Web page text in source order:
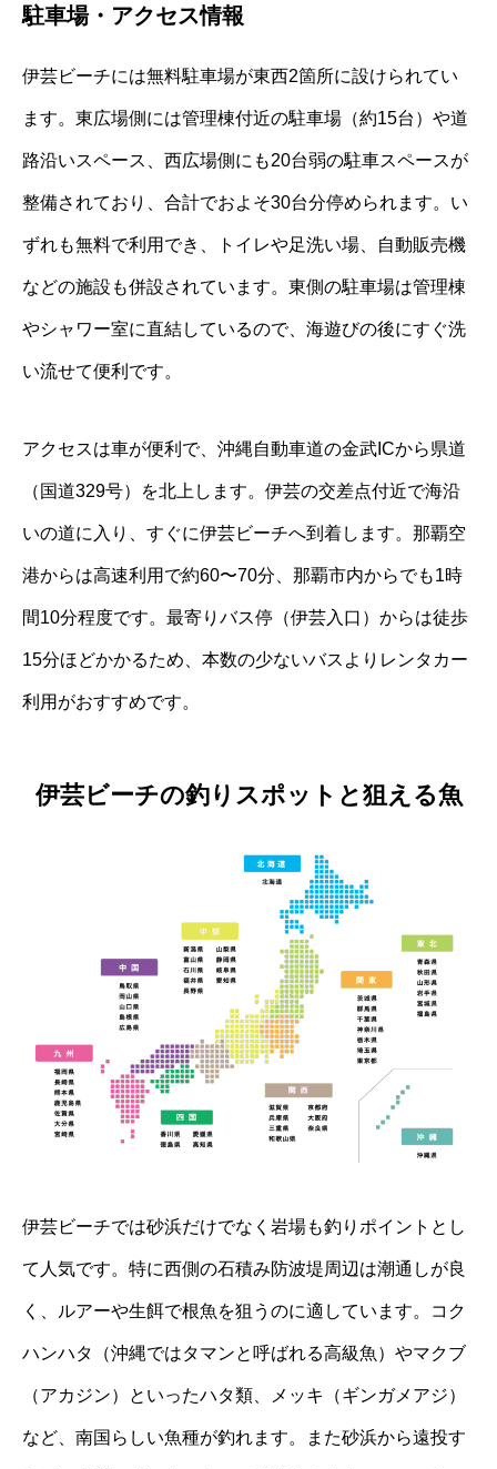
駐車場・アクセス情報
伊芸ビーチには無料駐車場が東西2箇所に設けられてい
ます。東広場側には管理棟付近の駐車場（約15台）や道
路沿いスペース、西広場側にも20台弱の駐車スペースが
整備されており、合計でおよそ30台分停められます。い
ずれも無料で利用でき、トイレや足洗い場、自動販売機
などの施設も併設されています。東側の駐車場は管理棟
やシャワー室に直結しているので、海遊びの後にすぐ洗
い流せて便利です。
アクセスは車が便利で、沖縄自動車道の金武ICから県道
（国道329号）を北上します。伊芸の交差点付近で海沿
いの道に入り、すぐに伊芸ビーチへ到着します。那覇空
港からは高速利用で約60〜70分、那覇市内からでも1時
間10分程度です。最寄りバス停（伊芸入口）からは徒歩
15分ほどかかるため、本数の少ないバスよりレンタカー
利用がおすすめです。
伊芸ビーチの釣りスポットと狙える魚
伊芸ビーチでは砂浜だけでなく岩場も釣りポイントとし
て人気です。特に西側の石積み防波堤周辺は潮通しが良
く、ルアーや生餌で根魚を狙うのに適しています。コク
ハンハタ（沖縄ではタマンと呼ばれる高級魚）やマクブ
（アカジン）といったハタ類、メッキ（ギンガメアジ）
など、南国らしい魚種が釣れます。また砂浜から遠投す